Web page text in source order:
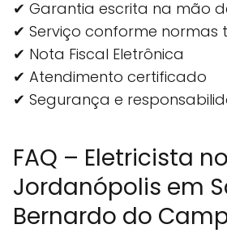
✔ Garantia escrita na mão
✔ Serviço conforme normas
✔ Nota Fiscal Eletrônica
✔ Atendimento certificado
✔ Segurança e
FAQ – Eletricista no
Jordanópolis em
Bernardo do